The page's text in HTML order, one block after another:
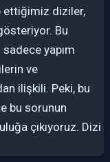
ettiğimiz diziler,
Bu
yapım
ve
ilişkili. Peki, bu
bu sorunun
çıkıyoruz. Dizi